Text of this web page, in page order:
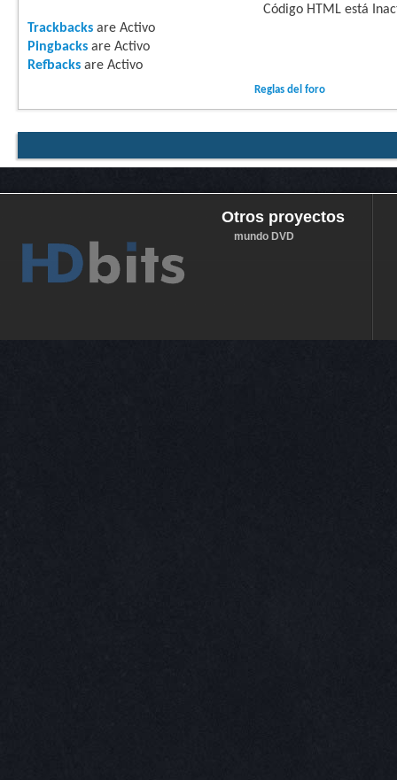
Código HTML está
Trackbacks are Activo
Pingbacks are Activo
Refbacks are Activo
Reglas del foro
Otros proyectos
mundo DVD